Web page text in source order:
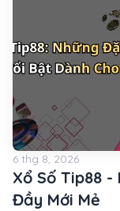
6 thg 8, 2026
Xổ Số Tip88 -
Đầy Mới Mẻ